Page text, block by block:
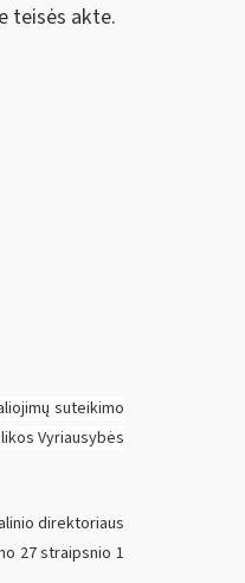
teisės akte.
suteikimo
Vyriausybės
direktoriaus
27 straipsnio 1